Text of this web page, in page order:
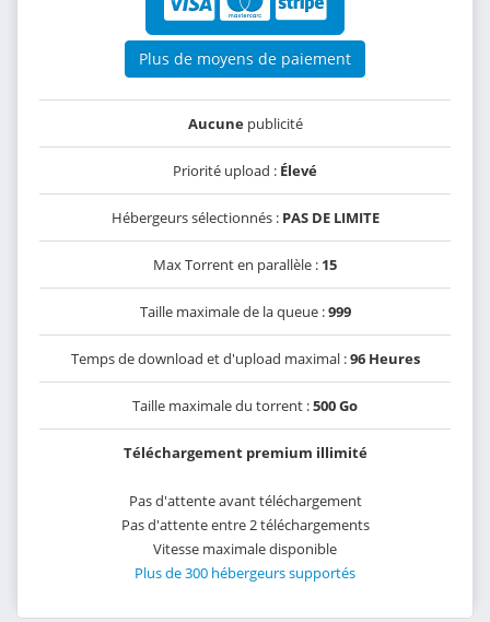
Plus de moyens de paiement
Aucunepublicité
Priorité upload : Élevé
Hébergeurs sélectionnés : PAS DE LIMITE
Max Torrent en parallèle : 15
Taille maximale de la queue :999
Temps de download et d'upload maximal :96 Heures
Taille maximale du torrent :500 Go
Téléchargement premium illimité
Pas d'attente avant téléchargement
Pas d'attente entre 2 téléchargements
Vitesse maximale disponible
Plus de 300 hébergeurs supportés